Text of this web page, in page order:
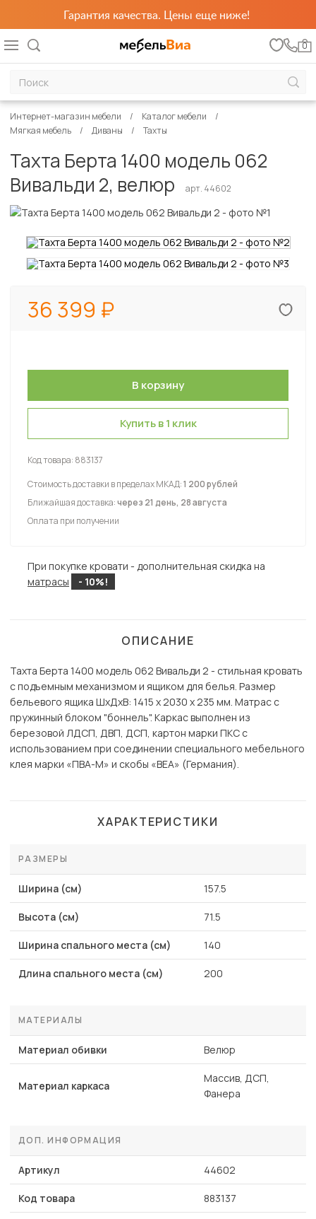
Гарантия качества. Цены еще ниже!
0
Интернет-магазин мебели
Каталог мебели
Мягкая мебель
Диваны Тахты
Тахта Берта 1400 модель 062
Вивальди 2, велюр
арт. 44602
36 399
Купить в 1 клик
Код товара: 883137
Стоимость доставки в пределах МКАД:1 200 рублей
Ближайшая доставка:через 21 день, 28 августа
Оплата при получении
При покупке кровати - дополнительная скидка на
матрасы
- 10%!
ОПИСАНИЕ
Тахта Берта 1400 модель 062 Вивальди 2 - стильная кровать
с подъемным механизмом и ящиком для белья. Размер
бельевого ящика ШхДхВ: 1415 х 2030 х 235 мм. Матрас с
пружинный блоком "боннель". Каркас выполнен из
березовой ЛДСП, ДВП, ДСП, картон марки ПКС с
использованием при соединении специального мебельного
клея марки «ПВА-М» и скобы «ВЕА» (Германия).
ХАРАКТЕРИСТИКИ
РАЗМЕРЫ
Ширина (см) 157.5
Высота (см) 71.5
Ширина спального места (см) 140
Длина спального места (см) 200
МАТЕРИАЛЫ
Материал обивки Велюр
Материал каркаса
Массив, ДСП,
Фанера
ДОП. ИНФОРМАЦИЯ
Артикул 44602
Код товара 883137